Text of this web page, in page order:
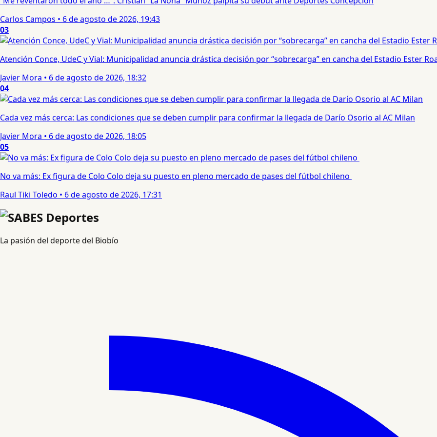
Carlos Campos • 6 de agosto de 2026, 19:43
03
Atención Conce, UdeC y Vial: Municipalidad anuncia drástica decisión por “sobrecarga” en cancha del Estadio Ester
Javier Mora • 6 de agosto de 2026, 18:32
04
Cada vez más cerca: Las condiciones que se deben cumplir para confirmar la llegada de Darío Osorio al AC Milan
Javier Mora • 6 de agosto de 2026, 18:05
05
No va más: Ex figura de Colo Colo deja su puesto en pleno mercado de pases del fútbol chileno
Raul Tiki Toledo • 6 de agosto de 2026, 17:31
La pasión del deporte del Biobío